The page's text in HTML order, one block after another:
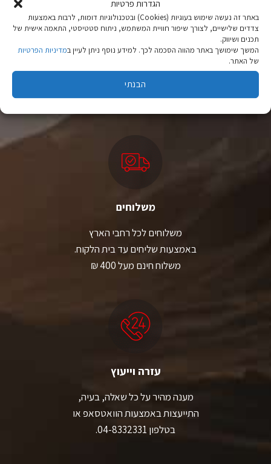
הגדרות פרטיות
באתר זה נעשה שימוש בעוגיות (Cookies) ובטכנולוגיות דומות, לרבות באמצעות
צדדים שלישיים, לצורך שיפור חוויית המשתמש, ניתוח סטטיסטי, התאמה אישית של
תכנים ושיווק.
המשך שימושך באתר מהווה הסכמה לכך. למידע נוסף ניתן לעיין במדיניות הפרטיות
של האתר.
הבנתי
בעמוד
המוצר
האפשרויות
בעמוד
המוצר
ציוד טיולים
מהיבואן לצרכן
יבוא ישיר לצד מותגים מובילים במחירים ללא תחרות.
משלוחים
משלוחים לכל רחבי הארץ
באמצעות שליחים עד בית הלקוח.
משלוח חינם מעל 400 ₪
עזרה וייעוץ
מענה מהיר על כל שאלה, בעיה,
התייעצות באמצעות הוואטסאפ או
בטלפון 04-8332331.